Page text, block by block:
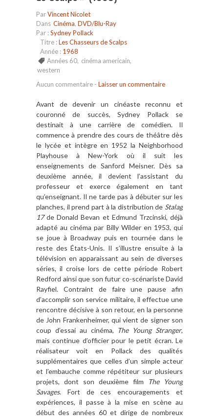
ParVincent Nicolet
Dans Cinéma, DVD/Blu-Ray
Par :Sydney Pollack
Titre :Les Chasseurs de Scalps
Année : 1968
Années 60, cinéma americain,
western
Aucun commentaire - Laisser un commentaire
Avant de devenir un cinéaste reconnu et
couronné de succès, Sydney Pollack se
destinait à une carrière de comédien. Il
commence à prendre des cours de théâtre dès
le lycée et intègre en 1952 la Neighborhood
Playhouse à New-York où il suit les
enseignements de Sanford Meisner. Dès sa
deuxième année, il devient l’assistant du
professeur et exerce également en tant
qu’enseignant. Il ne tarde pas à débuter sur les
planches, il prend part à la distribution de Stalag
17de Donald Bevan et Edmund Trzcinski, déjà
adapté au cinéma par Billy Wilder en 1953, qui
se joue à Broadway puis en tournée dans le
reste des États-Unis. Il s’illustre ensuite à la
télévision en apparaissant au sein de diverses
séries, il croise lors de cette période Robert
Redford ainsi que son futur co-scénariste David
Rayfiel. Contraint de faire une pause afin
d’accomplir son service militaire, il effectue une
rencontre décisive à son retour, en la personne
de John Frankenheimer, qui vient de signer son
coup d’essai au cinéma, The Young Stranger,
mais continue d’officier pour le petit écran. Le
réalisateur voit en Pollack des qualités
supplémentaires que celles d’un simple acteur
et l’embauche comme répétiteur sur plusieurs
projets, dont son deuxième film
The Young
Savages. Fort de ces encouragements et
expériences, il passe à la mise en scène au
début des années 60 et dirige de nombreux